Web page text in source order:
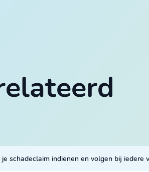
je schadeclaim indienen en volgen bij iedere